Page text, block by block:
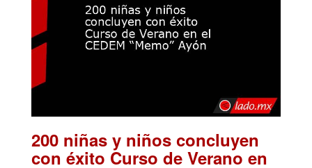
200 niñas y niños concluyen
con éxito Curso de Verano en